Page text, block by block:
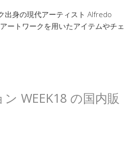
出身の現代アーティスト Alfredo
ートワークを用いたアイテムやチェ
WEEK18 の国内販